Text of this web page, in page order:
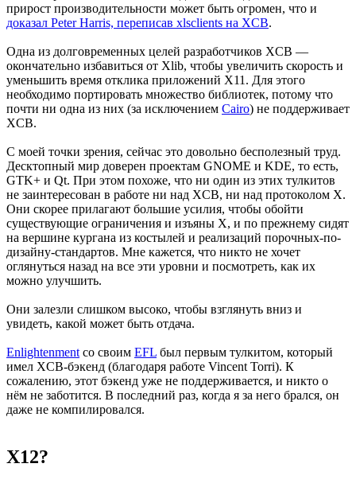
прирост производительности может быть огромен, что и
доказал Peter Harris, переписав xlsclients на XCB.
Одна из долговременных целей разработчиков XCB —
окончательно избавиться от Xlib, чтобы увеличить скорость и
уменьшить время отклика приложений X11. Для этого
необходимо портировать множество библиотек, потому что
почти ни одна из них (за исключением Cairo) не поддерживает
XCB.
С моей точки зрения, сейчас это довольно бесполезный труд.
Десктопный мир доверен проектам GNOME и KDE, то есть,
GTK+ и Qt. При этом похоже, что ни один из этих тулкитов
не заинтересован в работе ни над XCB, ни над протоколом X.
Они скорее прилагают большие усилия, чтобы обойти
существующие ограничения и изъяны X, и по прежнему сидят
на вершине кургана из костылей и реализаций порочных-по-
дизайну-стандартов. Мне кажется, что никто не хочет
оглянуться назад на все эти уровни и посмотреть, как их
можно улучшить.
Они залезли слишком высоко, чтобы взглянуть вниз и
увидеть, какой может быть отдача.
Enlightenment со своим EFL был первым тулкитом, который
имел XCB-бэкенд (благодаря работе Vincent Torri). К
сожалению, этот бэкенд уже не поддерживается, и никто о
нём не заботится. В последний раз, когда я за него брался, он
даже не компилировался.
X12?